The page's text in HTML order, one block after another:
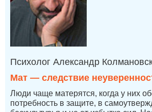
Психолог Александр
Мат — следствие
Люди чаще матерятся, когда у них
потребность в защите, в